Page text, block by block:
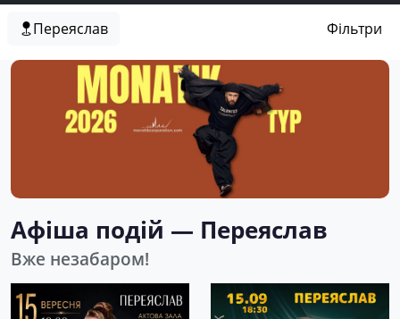
Переяслав Фільтри
Афіша подій — Переяслав
Вже незабаром!